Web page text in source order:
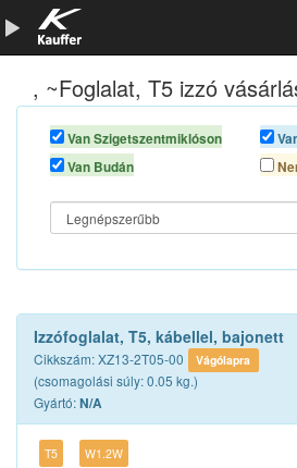
Szerszámkatalógus
Kosár
Alkatrészek
, ~Foglalat, T5 izzó
Van Szigetszentmiklóson
Van Budán
Izzófoglalat, T5, kábellel, bajonett
Cikkszám: XZ13-2T05-00 Vágólapra
(csomagolási súly: 0.05 kg.)
Gyártó:N/A
T5 W1.2W